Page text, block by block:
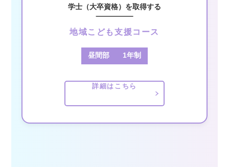
学士（大卒資格）を取得する
地域こども支援コース
昼間部 1年制
詳細はこちら